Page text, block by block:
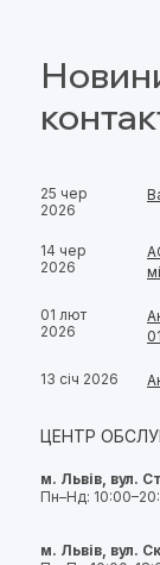
25 чер
2026
14 чер
2026
01 лют
2026
13 січ 2026
ЦЕНТР
м. Львів, вул.
Пн–Нд:
м. Львів, вул.